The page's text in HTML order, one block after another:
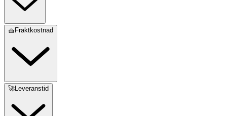
🧺Fraktkostnad
🚀Leveranstid